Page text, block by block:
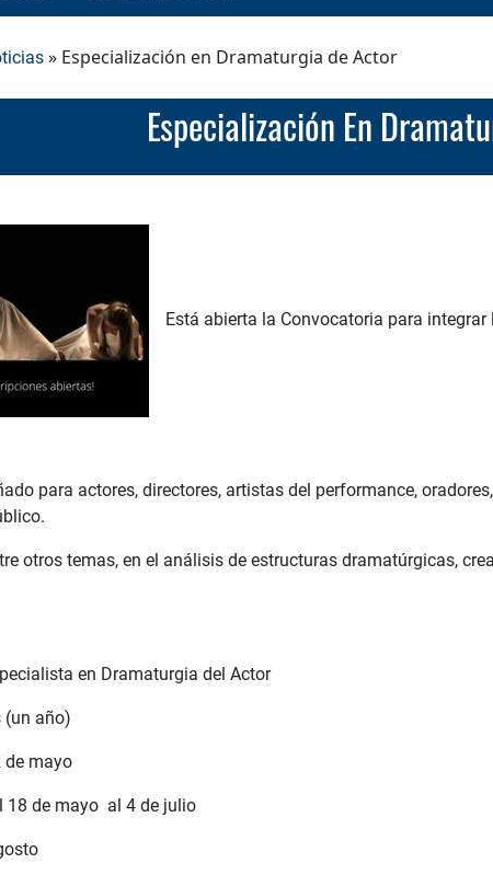
» Especialización en Dramaturgia de Actor
Especialización En
Está abierta la Convocatoria para
para actores, directores, artistas del performance,
otros temas, en el análisis de estructuras dramatúrgicas,
en Dramaturgia del Actor
(un año)
de mayo
18 de mayo al 4 de julio